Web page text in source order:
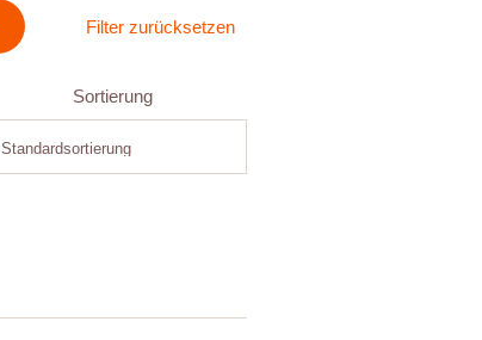
Filter zurücksetzen
Sortierung